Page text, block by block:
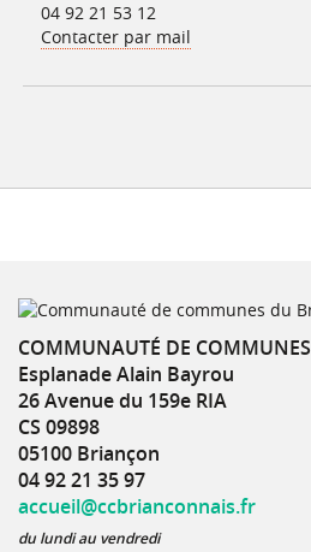
04 92 21 53 12
Contacter par mail
COMMUNAUTÉ DE
Esplanade Alain Bayrou
26 Avenue du 159e RIA
CS 09898
05100 Briançon
04 92 21 35 97
accueil@ccbrianconnais.fr
du lundi au vendredi